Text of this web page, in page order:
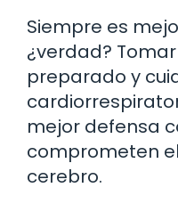
Siempre es
¿verdad?
preparado y
mejor defensa
comprometen
cerebro.